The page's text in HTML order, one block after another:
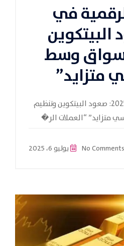
في
البيتكوين
وسط
متزايد”
“العملات الرقمية في 2025: صعود البيتكوين وتنظيم
متزايد” “العملات الر�
يوليو 6، 2025